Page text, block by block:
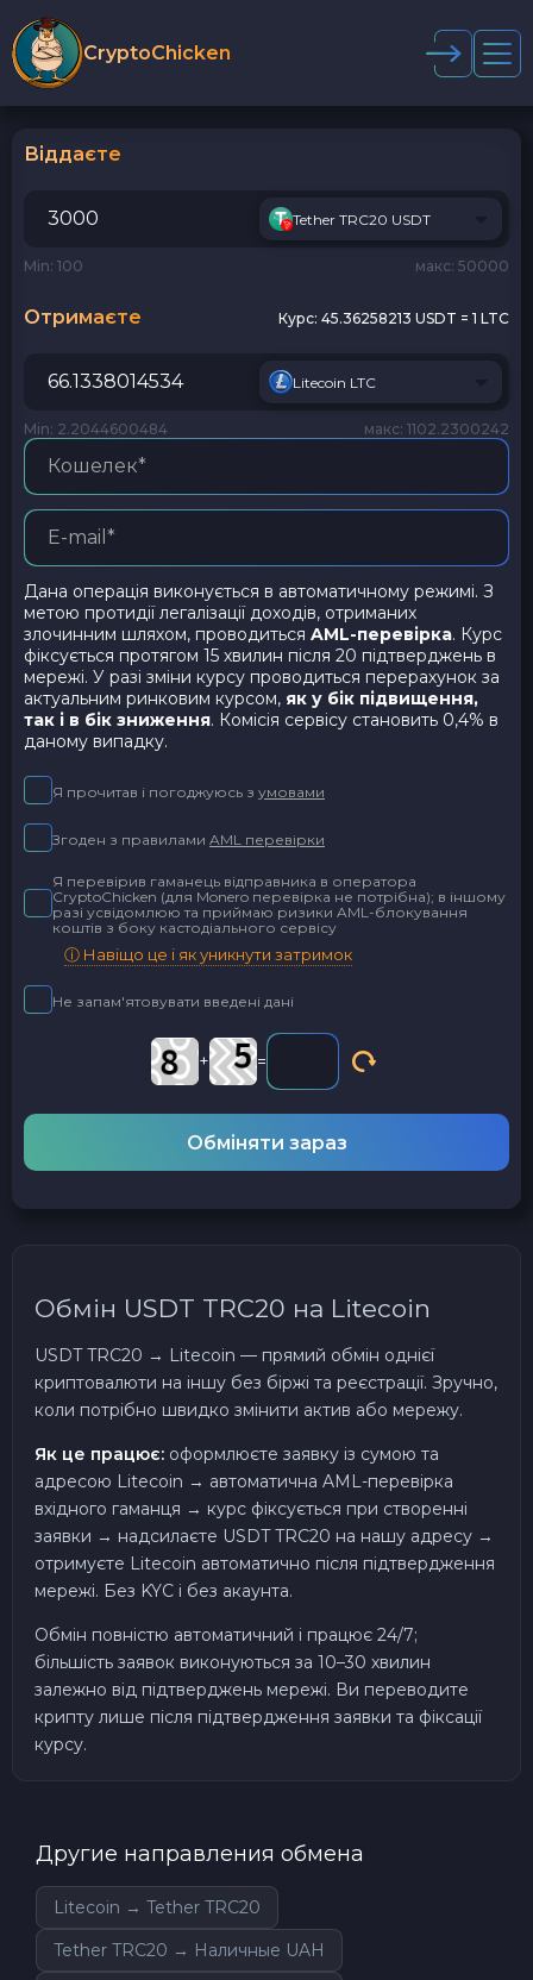
CryptoChicken
Віддаєте
Tether TRC20 USDT
Min: 100 макс: 50000
Отримаєте Курс: 45.36258213 USDT = 1 LTC
Litecoin LTC
Min: 2.2044600484 макс: 1102.2300242
Дана операція виконується в автоматичному режимі. З
метою протидії легалізації доходів, отриманих
злочинним шляхом, проводиться AML-перевірка. Курс
фіксується протягом 15 хвилин після 20 підтверджень в
мережі. У разі зміни курсу проводиться перерахунок за
актуальним ринковим курсом, як у бік підвищення,
так і в бік зниження. Комісія сервісу становить 0,4% в
даному випадку.
Я прочитав і погоджуюсь з умовами
Згоден з правилами AML перевірки
Я перевірив гаманець відправника в оператора
CryptoChicken (для Monero перевірка не потрібна); в іншому
разі усвідомлюю та приймаю ризики AML-блокування
коштів з боку кастодіального сервісу
ⓘ Навіщо це і як уникнути затримок
Не запам'ятовувати введені дані
+ =
Обміняти зараз
Обмін USDT TRC20 на Litecoin
USDT TRC20 → Litecoin — прямий обмін однієї
криптовалюти на іншу без біржі та реєстрації. Зручно,
коли потрібно швидко змінити актив або мережу.
Як це працює: оформлюєте заявку із сумою та
адресою Litecoin → автоматична AML-перевірка
вхідного гаманця → курс фіксується при створенні
заявки → надсилаєте USDT TRC20 на нашу адресу →
отримуєте Litecoin автоматично після підтвердження
мережі. Без KYC і без акаунта.
Обмін повністю автоматичний і працює 24/7;
більшість заявок виконуються за 10–30 хвилин
залежно від підтверджень мережі. Ви переводите
крипту лише після підтвердження заявки та фіксації
курсу.
Другие направления обмена
Litecoin → Tether TRC20
Tether TRC20 → Наличные UAH